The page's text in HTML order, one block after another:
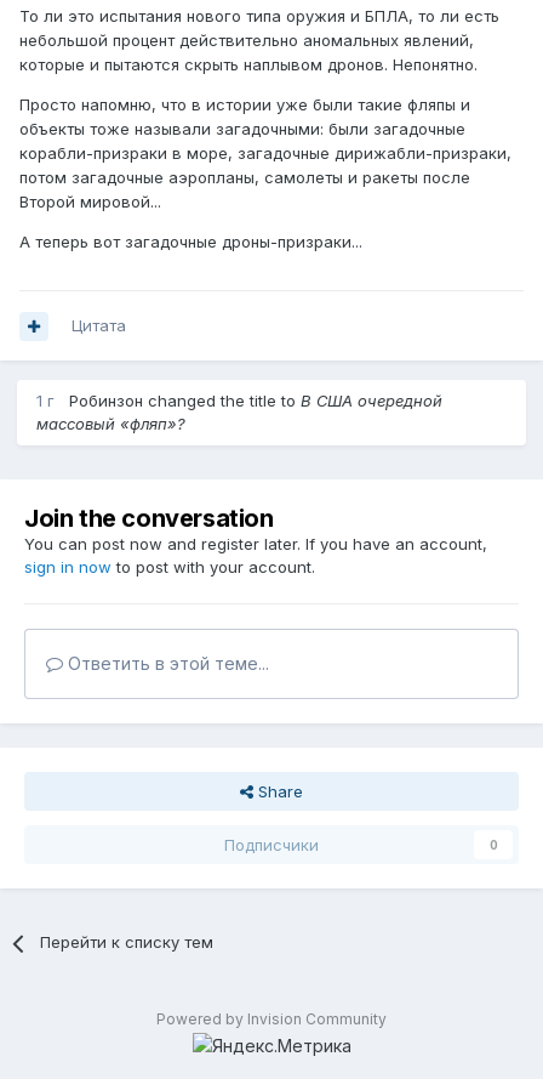
То ли это испытания нового типа оружия и БПЛА, то ли есть
небольшой процент действительно аномальных явлений,
которые и пытаются скрыть наплывом дронов. Непонятно.
Просто напомню, что в истории уже были такие фляпы и
объекты тоже называли загадочными: были загадочные
корабли-призраки в море, загадочные дирижабли-призраки,
потом загадочные аэропланы, самолеты и ракеты после
Второй мировой...
А теперь вот загадочные дроны-призраки...
Цитата
1 г Робинзон changed the title to В США очередной
массовый «фляп»?
Join the conversation
You can post now and register later. If you have an account,
sign in now to post with your account.
Ответить в этой теме...
Share
Подписчики 0
Перейти к списку тем
Powered by Invision Community